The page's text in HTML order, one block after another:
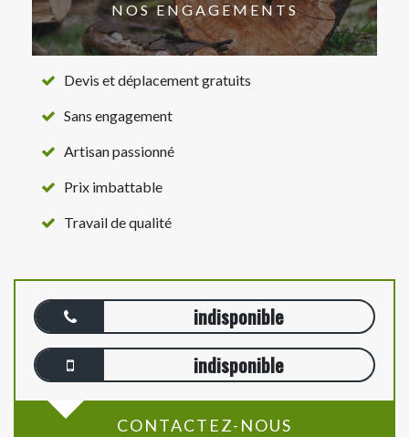
NOS ENGAGEMENTS
Devis et déplacement gratuits
Sans engagement
Artisan passionné
Prix imbattable
Travail de qualité
indisponible
indisponible
CONTACTEZ-NOUS